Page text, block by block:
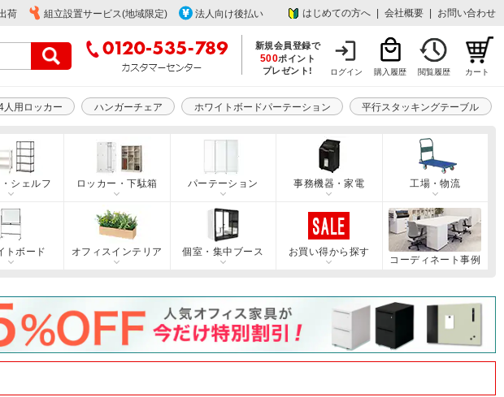
荷 組立設置サービス(地域限定) 法人向け後払い はじめての方へ 会社概要 お問い合わせ
新規会員登録で
500ポイント
プレゼント!
ログイン 購入履歴 閲覧履歴 カート
人用ロッカー ハンガーチェア ホワイトボードパーテーション 平行スタッキングテーブル
シェルフ ロッカー・下駄箱 パーテーション 事務機器・家電 工場・物流
トボード オフィスインテリア 個室・集中ブース
お買い得から探す
コーディネート事例